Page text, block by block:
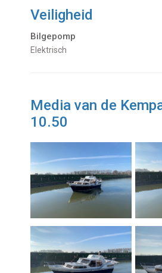
Veiligheid
Bilgepomp
Elektrisch
Media van de
10.50